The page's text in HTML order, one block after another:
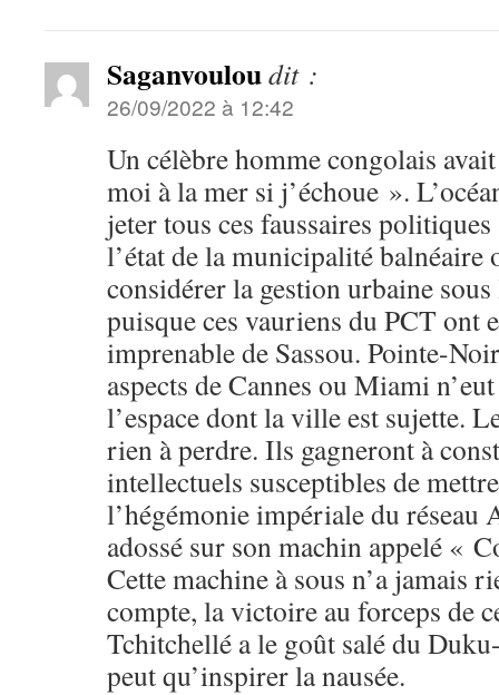
Saganvouloudit :
26/09/2022 à 12:42
Un célèbre homme congolais
moi à la mer si j’échoue ».
jeter tous ces faussaires
l’état de la municipalité balnéaire
considérer la gestion urbaine
puisque ces vauriens du PCT ont
imprenable de Sassou. Pointe-
aspects de Cannes ou Miami
l’espace dont la ville est sujette.
rien à perdre. Ils gagneront à
intellectuels susceptibles de
l’hégémonie impériale du réseau
adossé sur son machin appelé «
Cette machine à sous n’a jamais
compte, la victoire au forceps de
Tchitchellé a le goût salé du
peut qu’inspirer la nausée.